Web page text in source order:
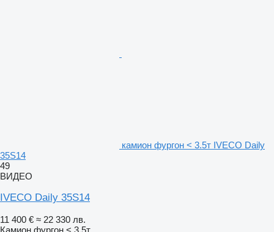
камион фургон < 3.5т IVECO Daily
35S14
49
ВИДЕО
IVECO Daily 35S14
11 400 € ≈ 22 330 лв.